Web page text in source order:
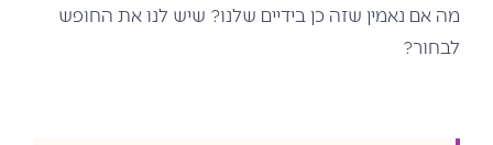
מה אם נאמין שזה כן בידיים שלנו? שיש לנו את החופש
לבחור?